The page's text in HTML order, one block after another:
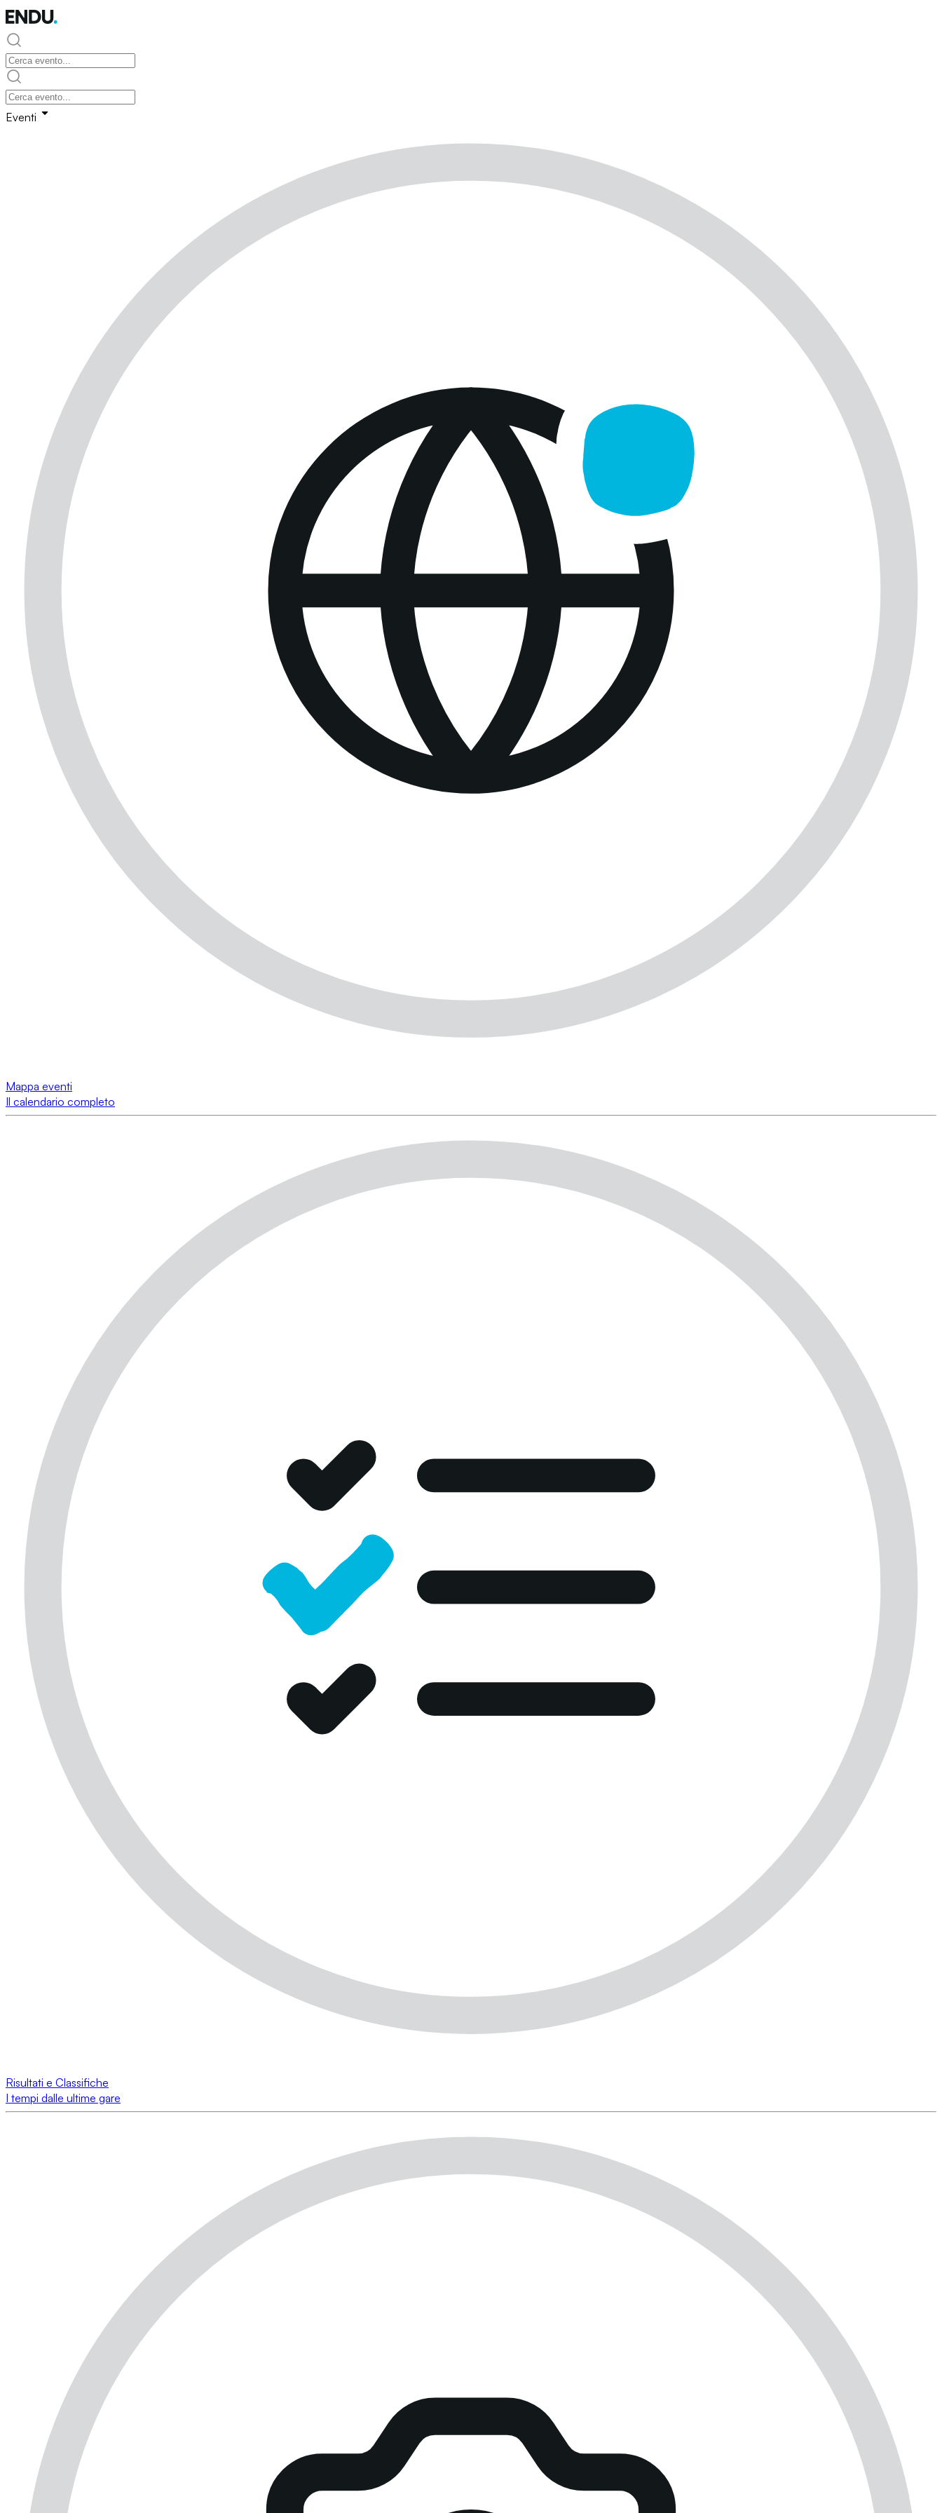
Eventi
Mappa eventi
Il calendario completo
Risultati e Classifiche
I tempi dalle ultime gare